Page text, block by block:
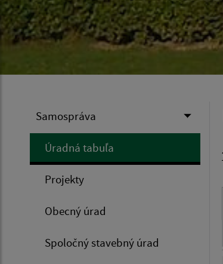
Samospráva
Úradná tabuľa
Projekty
Obecný úrad
Spoločný stavebný úrad